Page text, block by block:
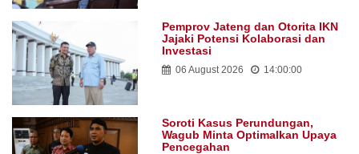
Pemprov Jateng dan Otorita IKN
Jajaki Potensi Kolaborasi dan
Investasi
06 August 2026 14:00:00
Soroti Kasus Perundungan,
Wagub Minta Optimalkan Upaya
Pencegahan